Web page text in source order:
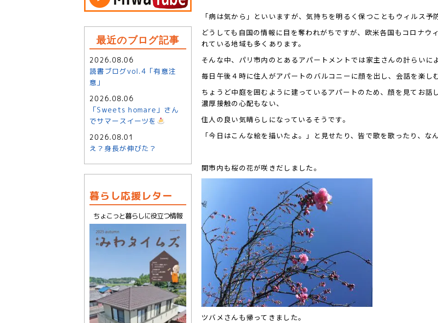
「病は気から」といいますが、気持ちを明るく保つこともウィルス
どうしても自国の情報に目を奪われがちですが、欧米各国もコロナウ
れている地域も多くあります。
そんな中、パリ市内のとあるアパートメントでは家主さんの計らいに
毎日午後４時に住人がアパートのバルコニーに顔を出し、会話を楽し
ちょうど中庭を囲むように建っているアパートのため、顔を見てお話
濃厚接触の心配もない、
住人の良い気晴らしになっているそうです。
「今日はこんな絵を描いたよ。」と見せたり、皆で歌を歌ったり、な
関市内も桜の花が咲きだしました。
ツバメさんも帰ってきました。
最近のブログ記事
2026.08.06
読書ブログvol.4「有意注
意」
2026.08.06
「Sweets homare」さん
でサマースイーツを
2026.08.01
え？身長が伸びた？
暮らし応援レター
ちょこっと暮らしに役立つ情報